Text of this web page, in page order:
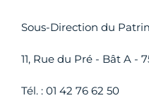
Sous-Direction du
11, Rue du Pré - Bât A -
Tél. : 01 42 76 62 50